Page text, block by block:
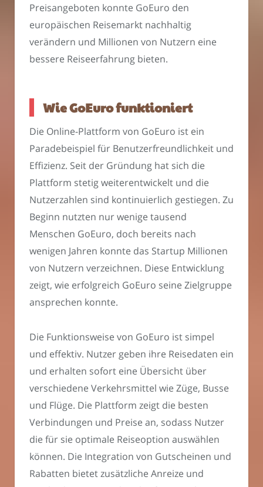
Preisangeboten konnte GoEuro den
europäischen Reisemarkt nachhaltig
verändern und Millionen von Nutzern eine
bessere Reiseerfahrung bieten.
Wie GoEuro funktioniert
Die Online-Plattform von GoEuro ist ein
Paradebeispiel für Benutzerfreundlichkeit und
Effizienz. Seit der Gründung hat sich die
Plattform stetig weiterentwickelt und die
Nutzerzahlen sind kontinuierlich gestiegen. Zu
Beginn nutzten nur wenige tausend
Menschen GoEuro, doch bereits nach
wenigen Jahren konnte das Startup Millionen
von Nutzern verzeichnen. Diese Entwicklung
zeigt, wie erfolgreich GoEuro seine Zielgruppe
ansprechen konnte.
Die Funktionsweise von GoEuro ist simpel
und effektiv. Nutzer geben ihre Reisedaten ein
und erhalten sofort eine Übersicht über
verschiedene Verkehrsmittel wie Züge, Busse
und Flüge. Die Plattform zeigt die besten
Verbindungen und Preise an, sodass Nutzer
die für sie optimale Reiseoption auswählen
können. Die Integration von Gutscheinen und
Rabatten bietet zusätzliche Anreize und